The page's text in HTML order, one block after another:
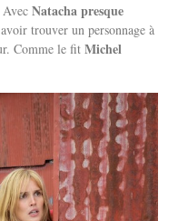
AvecNatacha presque
trouver un personnage à
Comme le fitMichel